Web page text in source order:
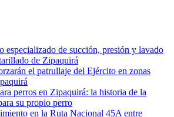
especializado de succión, presión y lavado
de Zipaquirá
el patrullaje del Ejército en zonas
perros en Zipaquirá: la historia de la
su propio perro
en la Ruta Nacional 45A entre